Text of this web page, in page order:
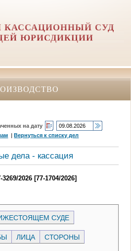
КАССАЦИОННЫЙ СУД
ЮРИСДИКЦИИ
на дату
|Вернуться к списку дел
дела - кассация
2026 [77-1704/2026]
СУДЕ
ЛИЦА СТОРОНЫ